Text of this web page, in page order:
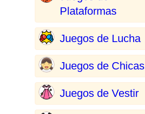
Plataformas
Juegos de Lucha
Juegos de Chicas
Juegos de Vestir